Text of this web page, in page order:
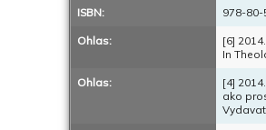
ISBN: 978-
Ohlas:
[6]
In
Ohlas:
[4]
ako